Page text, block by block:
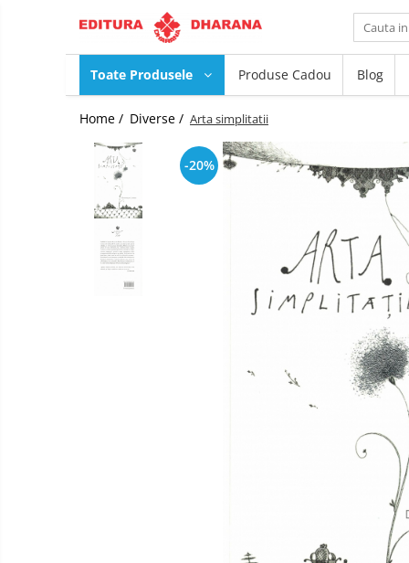
Toate Produsele
CARTI EDITURA DHARANA
OFERTE LA PACHET
Carti cu AUTOGRAF
personala
Toate Produsele Produse Cadou Blog
Home / Diverse / Arta simplitatii
-20%